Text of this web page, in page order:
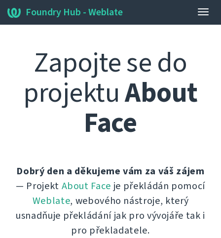
Foundry Hub - Weblate
Zapojte se do
projektuAbout
Face
Dobrý den a děkujeme vám za váš zájem
— Projekt About Face je překládán pomocí
Weblate, webového nástroje, který
usnadňuje překládání jak pro vývojáře tak i
pro překladatele.